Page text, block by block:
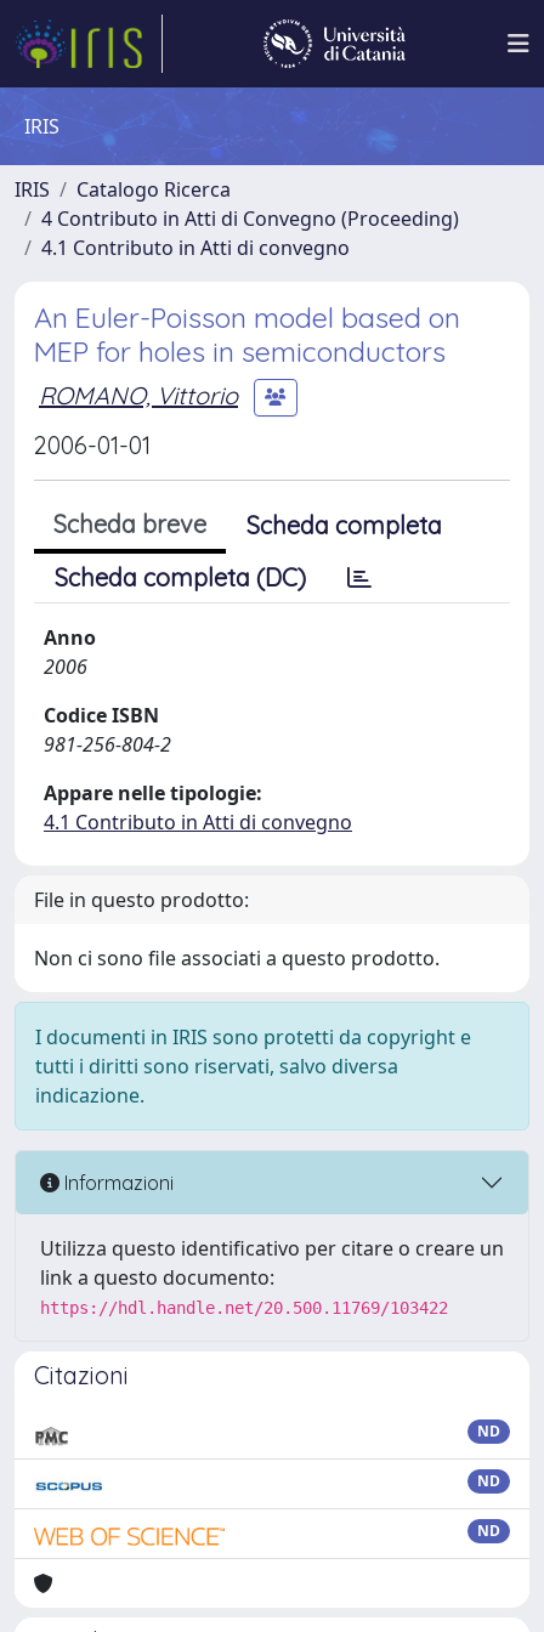
IRIS
IRIS
Catalogo Ricerca
4 Contributo in Atti di Convegno (Proceeding)
4.1 Contributo in Atti di convegno
An Euler-Poisson model based on
MEP for holes in semiconductors
ROMANO, Vittorio
2006-01-01
Scheda breve
Scheda completa
Scheda completa (DC)
Anno
2006
Codice ISBN
981-256-804-2
Appare nelle tipologie:
4.1 Contributo in Atti di convegno
File in questo prodotto:
Non ci sono file associati a questo prodotto.
I documenti in IRIS sono protetti da copyright e
tutti i diritti sono riservati, salvo diversa
indicazione.
Informazioni
Utilizza questo identificativo per citare o creare un
link a questo documento:
https://hdl.handle.net/20.500.11769/103422
Citazioni
ND
ND
ND